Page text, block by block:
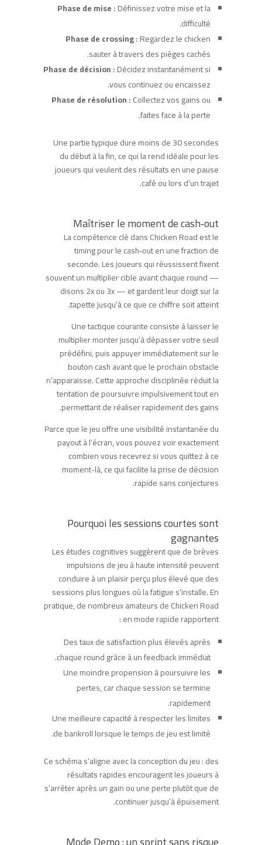
Phase de mise :Définissez votre mise et la
difficulté.
Phase de crossing :Regardez le chicken
sauter à travers des pièges cachés.
Phase de décision :Décidez instantanément si
vous continuez ou encaissez.
Phase de résolution :Collectez vos gains ou
faites face à la perte.
Une partie typique dure moins de 30 secondes
du début à la fin, ce qui la rend idéale pour les
joueurs qui veulent des résultats en une pause
café ou lors d’un trajet.
Maîtriser le moment de cash‑out
La compétence clé dans Chicken Road est le
timing pour le cash‑out en une fraction de
seconde. Les joueurs qui réussissent fixent
souvent un multiplier cible avant chaque round —
disons 2x ou 3x — et gardent leur doigt sur la
tapette jusqu’à ce que ce chiffre soit atteint.
Une tactique courante consiste à laisser le
multiplier monter jusqu’à dépasser votre seuil
prédéfini, puis appuyer immédiatement sur le
bouton cash avant que le prochain obstacle
n’apparaisse. Cette approche disciplinée réduit la
tentation de poursuivre impulsivement tout en
permettant de réaliser rapidement des gains.
Parce que le jeu offre une visibilité instantanée du
payout à l’écran, vous pouvez voir exactement
combien vous recevrez si vous quittez à ce
moment-là, ce qui facilite la prise de décision
rapide sans conjectures.
Pourquoi les sessions courtes sont
gagnantes
Les études cognitives suggèrent que de brèves
impulsions de jeu à haute intensité peuvent
conduire à un plaisir perçu plus élevé que des
sessions plus longues où la fatigue s’installe. En
pratique, de nombreux amateurs de Chicken Road
en mode rapide rapportent :
Des taux de satisfaction plus élevés après
chaque round grâce à un feedback immédiat.
Une moindre propension à poursuivre les
pertes, car chaque session se termine
rapidement.
Une meilleure capacité à respecter les limites
de bankroll lorsque le temps de jeu est limité.
Ce schéma s’aligne avec la conception du jeu : des
résultats rapides encouragent les joueurs à
s’arrêter après un gain ou une perte plutôt que de
continuer jusqu’à épuisement.